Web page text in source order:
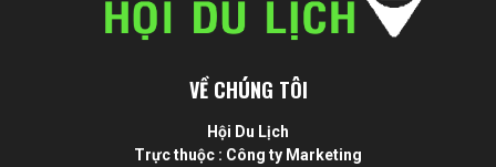
VỀ CHÚNG TÔI
Hội Du Lịch
Trực thuộc : Công ty Marketing